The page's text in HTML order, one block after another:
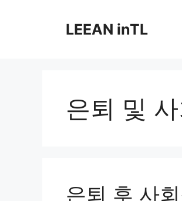
LEEAN inTL
은퇴 및
은퇴 후 사